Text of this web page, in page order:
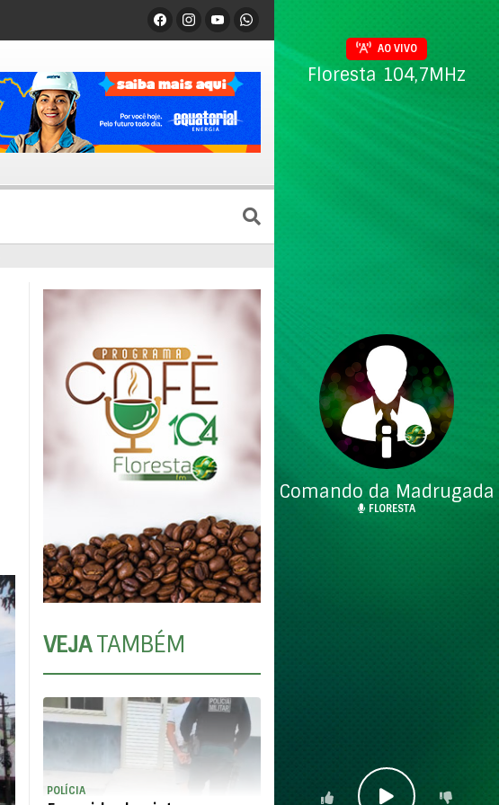
VEJATAMBÉM
POLÍCIA
AO VIVO
Floresta 104,7MHz
Comando da Madrugada
FLORESTA